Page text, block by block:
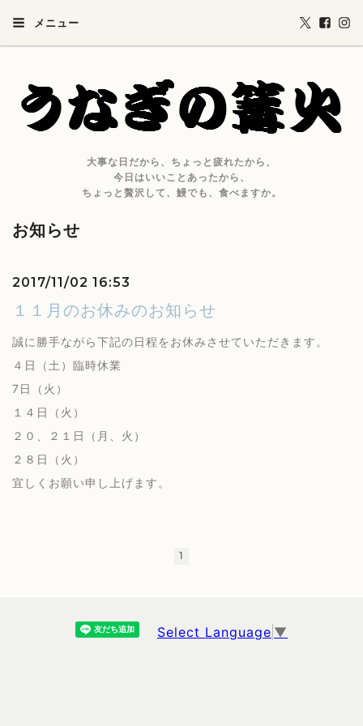
メニュー
大事な日だから、ちょっと疲れたから、
今日はいいことあったから、
ちょっと贅沢して、鰻でも、食べますか。
お知らせ
2017/11/02 16:53
１１月のお休みのお知らせ
誠に勝手ながら下記の日程をお休みさせていただきます。
４日（土）臨時休業
7日（火）
１４日（火）
２０、２１日（月、火）
２８日（火）
宜しくお願い申し上げます。
1
Select Language ▼